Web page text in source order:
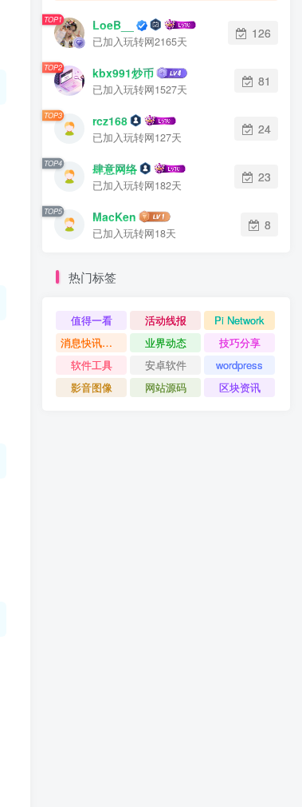
TOP1 LoeB__
已加入玩转网2165天
126
TOP2 kbx991炒币
已加入玩转网1527天
81
TOP3 rcz168
已加入玩转网127天
24
TOP4 肆意网络
已加入玩转网182天
23
TOP5 MacKen
已加入玩转网18天
8
热门标签
值得一看 活动线报
Pi Network
消息快讯查看更多 》》
业界动态
技巧分享
软件工具
安卓软件
wordpress
影音图像
网站源码 区块资讯